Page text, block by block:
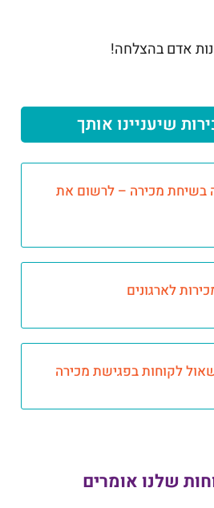
אדם בהצלחה!
שיעניינו אותך
בשיחת מכירה – לרשום את
לארגונים
לקוחות בפגישת מכירה
שלנו אומרים